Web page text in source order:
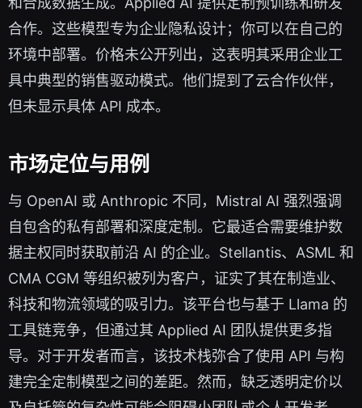
合作。这些模型专为企业隐私设计；你可以在自己的
环境中部署。价格未公开列出，这表明其采用企业工
具中典型的销售驱动模式。他们提到了云合作伙伴，
但未显示具体 API 成本。
市场定位与用例
与 OpenAI 或 Anthropic 不同，Mistral AI 强烈强调
自包含的私有部署和深度定制。它最适合需要维护数
据主权同时获取前沿 AI 的企业。Stellantis、ASML 和
CMA CGM 等组织被列为客户，证实了其在制造业、
科技和物流领域的吸引力。该平台也与基于 Llama 的
工具链竞争，但通过其 Applied AI 团队提供更多指
导。对于开发者而言，该技术栈弥合了使用 API 与构
建完全定制模型之间的差距。然而，缺乏透明定价以